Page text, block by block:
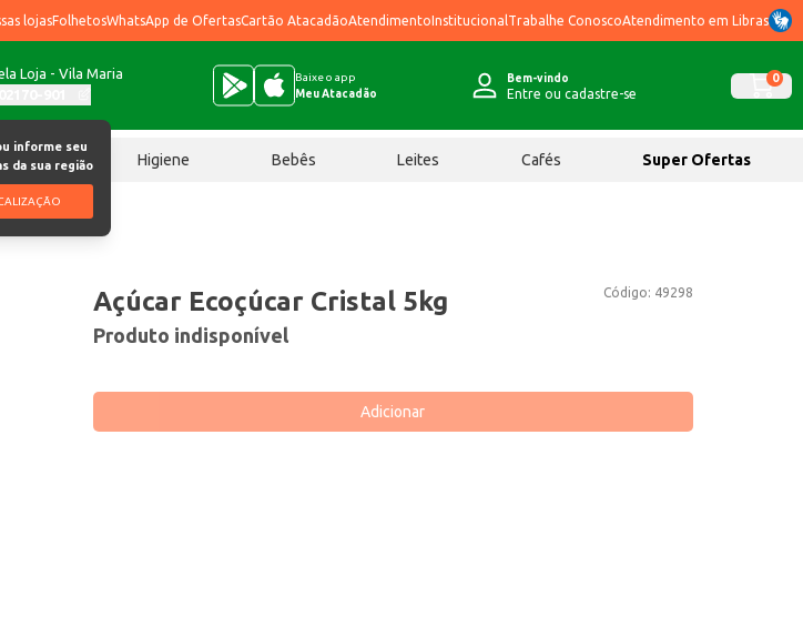
lojasFolhetosWhatsApp de OfertasCartão AtacadãoAtendimentoInstitucional Trabalhe ConoscoAtendimento em Libras
Loja - Vila Maria
informe seu
da sua região
Baixe o app
Meu Atacadão
Bem-vindo
Entre ou cadastre-se
0
Higiene Bebês Leites Cafés Super Ofertas
Código: 49298
Açúcar Ecoçúcar Cristal 5kg
Produto indisponível
Adicionar